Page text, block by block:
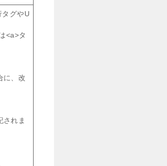
グやU
<a>タ
に、改
されま